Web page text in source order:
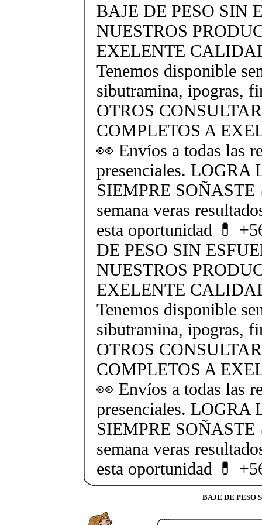
BAJE DE PESO SIN
NUESTROS
EXELENTE
Tenemos disponible
sibutramina, ipogras,
OTROS
COMPLETOS A
👀 Envíos a todas las
presenciales.
SIEMPRE SOÑASTE
semana veras
esta oportunidad 💊
DE PESO SIN
NUESTROS
EXELENTE
Tenemos disponible
sibutramina, ipogras,
OTROS
COMPLETOS A
👀 Envíos a todas las
presenciales.
SIEMPRE SOÑASTE
semana veras
esta oportunidad 💊
BAJE DE PESO